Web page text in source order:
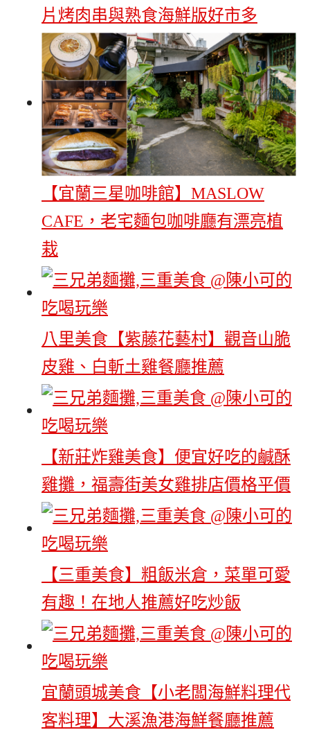
片烤肉串與熟食海鮮版好市多
【宜蘭三星咖啡館】MASLOW
CAFE，老宅麵包咖啡廳有漂亮植
栽
八里美食【紫藤花藝村】觀音山脆
皮雞、白斬土雞餐廳推薦
【新莊炸雞美食】便宜好吃的鹹酥
雞攤，福壽街美女雞排店價格平價
【三重美食】粗飯米倉，菜單可愛
有趣！在地人推薦好吃炒飯
宜蘭頭城美食【小老闆海鮮料理代
客料理】大溪漁港海鮮餐廳推薦